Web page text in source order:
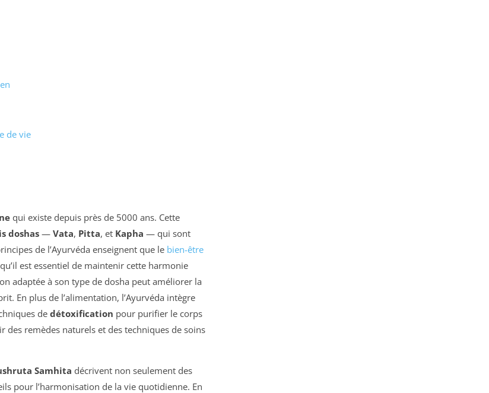
de vie
qui existe depuis près de 5000 ans. Cette
doshas — Vata, Pitta, et Kapha — qui sont
de l’Ayurvéda enseignent que le bien-être
est essentiel de maintenir cette harmonie
adaptée à son type de dosha peut améliorer la
En plus de l’alimentation, l’Ayurvéda intègre
dedétoxification pour purifier le corps
des remèdes naturels et des techniques de soins
Samhita décrivent non seulement des
pour l’harmonisation de la vie quotidienne. En